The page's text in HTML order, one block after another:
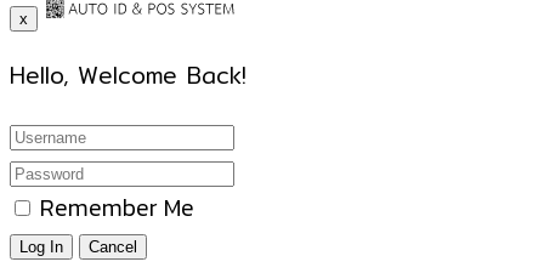
x
Hello, Welcome Back!
Remember Me